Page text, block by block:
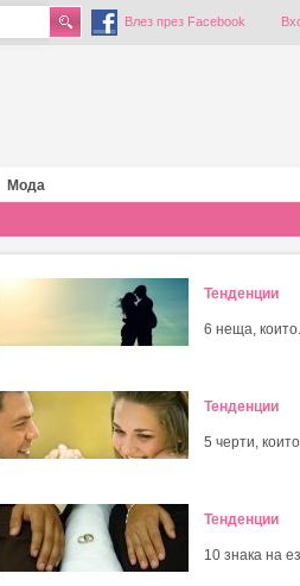
Влез през Facebook
Мода
Тенденции
6 неща,
Тенденции
5 черти,
Тенденции
10 знака на